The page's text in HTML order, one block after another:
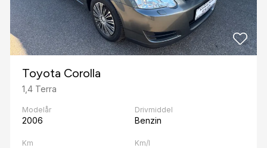
Toyota Corolla
1,4 Terra
Modelår
2006
Drivmiddel
Benzin
Km Km/l